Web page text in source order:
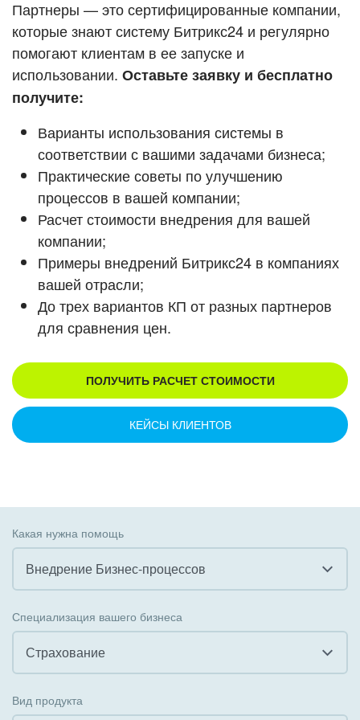
ВХОД
ВХОД
Смотреть видеокейсы
Партнеры — это сертифицированные компании,
которые знают систему Битрикс24 и регулярно
помогают клиентам в ее запуске и
использовании. Оставьте заявку и бесплатно
получите:
Варианты использования системы в
соответствии с вашими задачами бизнеса;
Практические советы по улучшению
процессов в вашей компании;
Расчет стоимости внедрения для вашей
компании;
Примеры внедрений Битрикс24 в компаниях
вашей отрасли;
До трех вариантов КП от разных партнеров
для сравнения цен.
ПОЛУЧИТЬ РАСЧЕТ СТОИМОСТИ
КЕЙСЫ КЛИЕНТОВ
Какая нужна помощь
Внедрение Бизнес-процессов
Внедрение КЭДО
Интеграция с 1С
Специализация вашего бизнеса
Страхование
Вид продукта